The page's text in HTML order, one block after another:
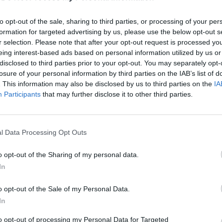
opt-out of the sale, sharing to third parties, or processing of your
for targeted advertising by us, please use the below opt-out
selection. Please note that after your opt-out request is processed
interest-based ads based on personal information utilized by us
to third parties prior to your opt-out. You may separately
of your personal information by third parties on the IAB’s list of
This information may also be disclosed by us to third parties on the
Participants that may further disclose it to other third parties.
Data Processing Opt Outs
opt-out of the Sharing of my personal data.
opt-out of the Sale of my Personal Data.
opt-out of processing my Personal Data for Targeted
koszorúzásokat.
Paks II.: Mit jelent az 5. blokk új
mérföldköve a felülvizsgálat
közelében lévő logisztikai bázis út-